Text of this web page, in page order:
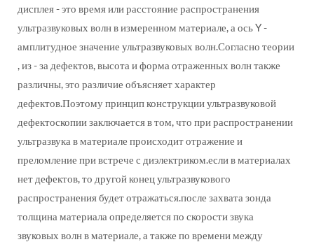
дисплея - это время или расстояние распространения
ультразвуковых волн в измеренном материале, а ось Y -
амплитудное значение ультразвуковых волн.Согласно теории
, из - за дефектов, высота и форма отраженных волн также
различны, это различие объясняет характер
дефектов.Поэтому принцип конструкции ультразвуковой
дефектоскопии заключается в том, что при распространении
ультразвука в материале происходит отражение и
преломление при встрече с диэлектриком.если в материалах
нет дефектов, то другой конец ультразвукового
распространения будет отражаться.после захвата зонда
толщина материала определяется по скорости звука
звуковых волн в материале, а также по времени между